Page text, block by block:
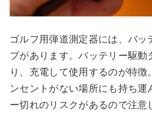
ゴルフ用弾道測定器には、バ
プがあります。バッテリー駆
り、充電して使用するのが特
ンセントがない場所にも持ち
ー切れのリスクがあるので注意